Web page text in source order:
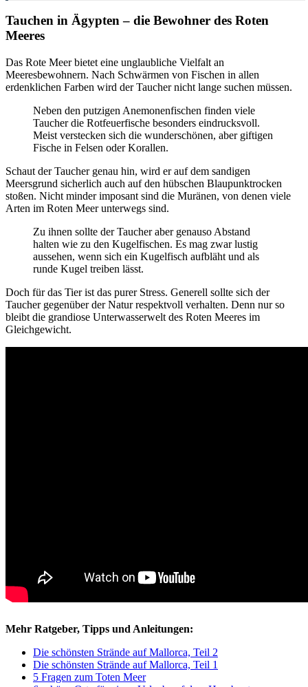
Tauchen in Ägypten – die Bewohner des Roten
Meeres
Das Rote Meer bietet eine unglaubliche Vielfalt an
Meeresbewohnern. Nach Schwärmen von Fischen in allen
erdenklichen Farben wird der Taucher nicht lange suchen müssen.
Neben den putzigen Anemonenfischen finden viele
Taucher die Rotfeuerfische besonders eindrucksvoll.
Meist verstecken sich die wunderschönen, aber giftigen
Fische in Felsen oder Korallen.
Schaut der Taucher genau hin, wird er auf dem sandigen
Meersgrund sicherlich auch auf den hübschen Blaupunktrocken
stoßen. Nicht minder imposant sind die Muränen, von denen viele
Arten im Roten Meer unterwegs sind.
Zu ihnen sollte der Taucher aber genauso Abstand
halten wie zu den Kugelfischen. Es mag zwar lustig
aussehen, wenn sich ein Kugelfisch aufbläht und als
runde Kugel treiben lässt.
Doch für das Tier ist das purer Stress. Generell sollte sich der
Taucher gegenüber der Natur respektvoll verhalten. Denn nur so
bleibt die grandiose Unterwasserwelt des Roten Meeres im
Gleichgewicht.
Mehr Ratgeber, Tipps und Anleitungen:
Die schönsten Strände auf Mallorca, Teil 2
Die schönsten Strände auf Mallorca, Teil 1
5 Fragen zum Toten Meer